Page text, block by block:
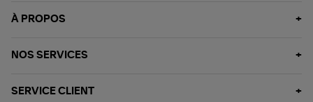
À PROPOS
NOS SERVICES
SERVICE CLIENT